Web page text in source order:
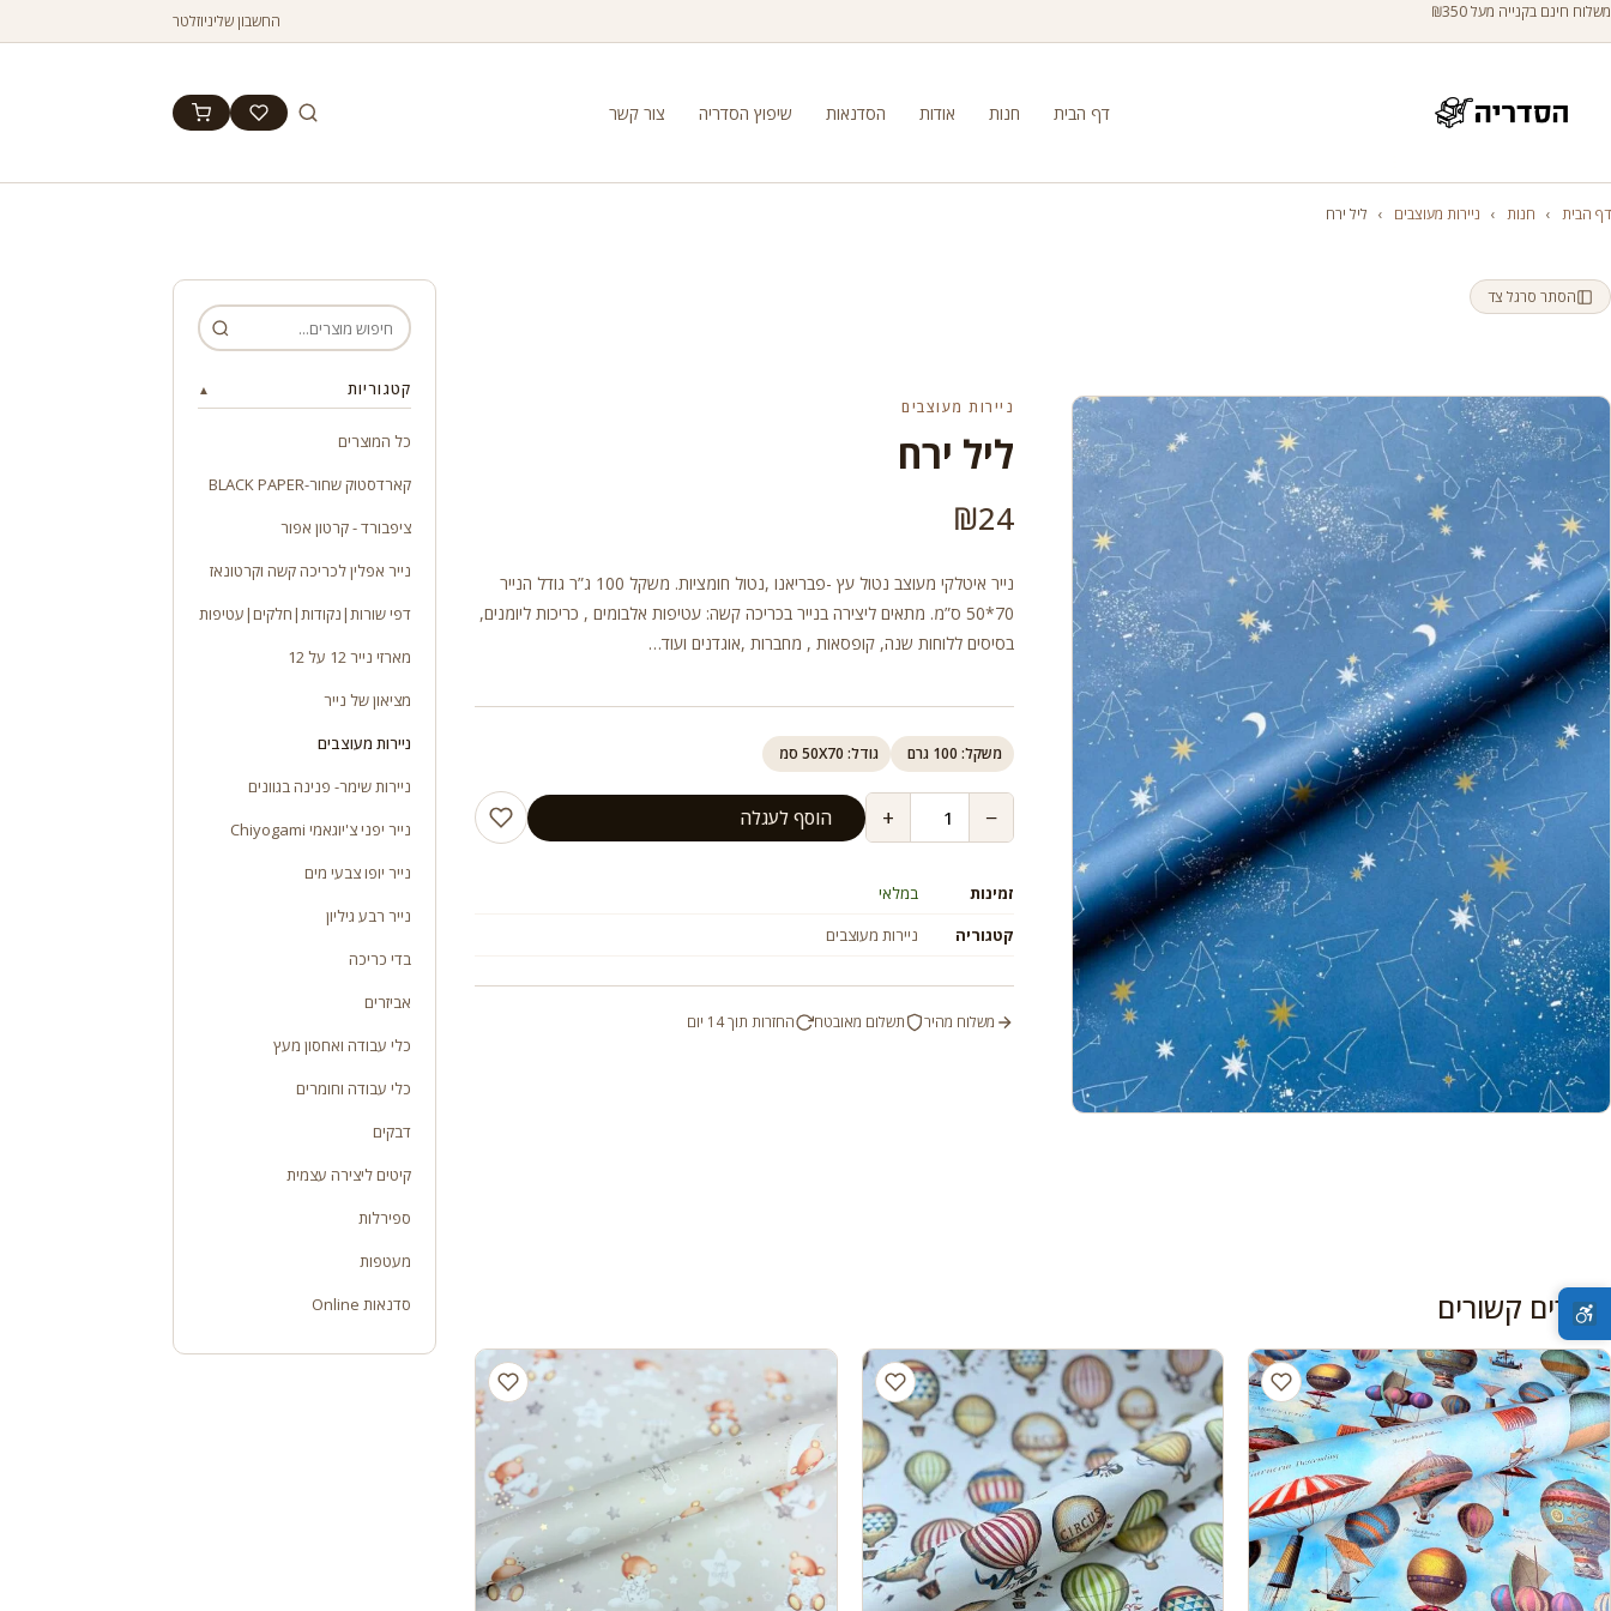
משלוח חינם בקנייה מעל ₪350 החשבון שליניוזלטר
דף הבית חנות אודות הסדנאות שיפוץ הסדריה צור קשר
דף הבית › חנות › ניירות מעוצבים › ליל ירח
הסתר סרגל צד
ניירות מעוצבים
ליל ירח
₪24
נייר איטלקי מעוצב נטול עץ -פבריאנו ,נטול חומציות. משקל 100 ג”ר גודל הנייר
70*50 ס”מ. מתאים ליצירה בנייר בכריכה קשה: עטיפות אלבומים , כריכות ליומנים,
בסיסים ללוחות שנה, קופסאות , מחברות ,אוגדנים ועוד…
משקל: 100 גרם גודל: 50X70 סמ
−
+ הוסף לעגלה
זמינות
במלאי
קטגוריה
ניירות מעוצבים
משלוח מהיר תשלום מאובטח החזרות תוך 14 יום
מוצרים קשורים
קטגוריות ▲
כל המוצרים
קארדסטוק שחור-BLACK PAPER
ציפבורד - קרטון אפור
נייר אפלין לכריכה קשה וקרטונאז
דפי שורות|נקודות|חלקים|עטיפות
מארזי נייר 12 על 12
מציאון של נייר
ניירות מעוצבים
ניירות שימר- פנינה בגוונים
נייר יפני צ'יוגאמי Chiyogami
נייר יופו צבעי מים
נייר רבע גיליון
בדי כריכה
אביזרים
כלי עבודה ואחסון מעץ
כלי עבודה וחומרים
דבקים
קיטים ליצירה עצמית
ספירלות
מעטפות
סדנאות Online